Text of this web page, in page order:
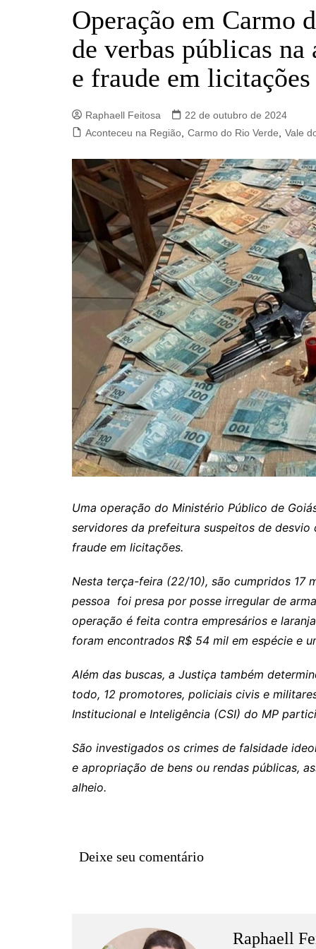
Campinorte
Campos Verdes
Carmo do Rio Verde
Estrela do Norte
Goianésia
Goiânia
Guarinos
Hidrolina
Ipiranga de Goiás
Itaberaí
Itaguaru
Itapuranga
Jaraguá
Jardim Paulista
Jataí
Nerópolis
Niquelândia
Porangatu
Rianápolis
Rubiataba
São Luiz do Norte
Senador Canedo
Operação em Carmo
de verbas públicas
e fraude em licitações
Raphaell Feitosa
22 de outubro de 2024
Aconteceu na Região, Carmo do Rio Verde, Vale
Uma operação do Ministério Público de
servidores da prefeitura suspeitos de
fraude em licitações.
Nesta terça-feira (22/10), são cumpridos 17
pessoa foi presa por posse irregular de
operação é feita contra empresários e
foram encontrados R$ 54 mil em espécie e
Além das buscas, a Justiça também
todo, 12 promotores, policiais civis e
Institucional e Inteligência (CSI) do MP
São investigados os crimes de falsidade
e apropriação de bens ou rendas públicas,
alheio.
Deixe seu comentário
Raphaell